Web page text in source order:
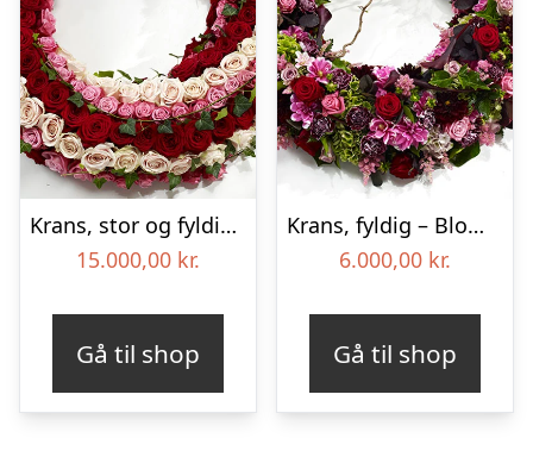
Krans, stor og fyldig – Blomster til begravelse
15.000,00 kr.
Gå til shop
Krans, fyldig – Blomster til begravelse
6.000,00 kr.
Gå til shop